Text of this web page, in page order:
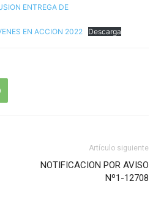
ENTREGA DE
EN ACCION 2022
Descarga
Artículo siguiente
NOTIFICACION POR AVISO
Nº1-12708